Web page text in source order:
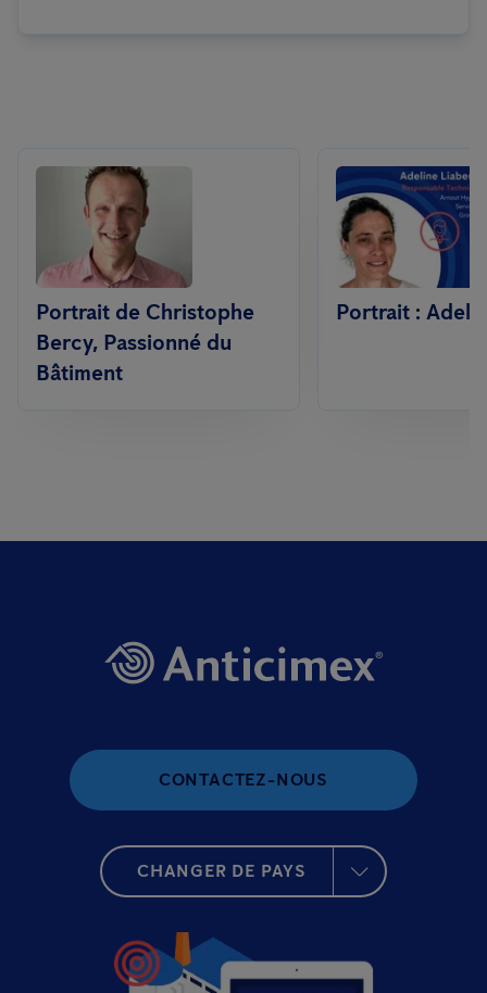
Portrait de Christophe
Bercy, Passionné du
Bâtiment
Portrait :
CONTACTEZ-NOUS
CHANGER DE PAYS